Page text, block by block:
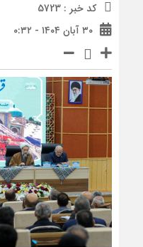
کد خبر : 5723
۳۰ آبان ۱۴۰۴ - ۰:۳۲